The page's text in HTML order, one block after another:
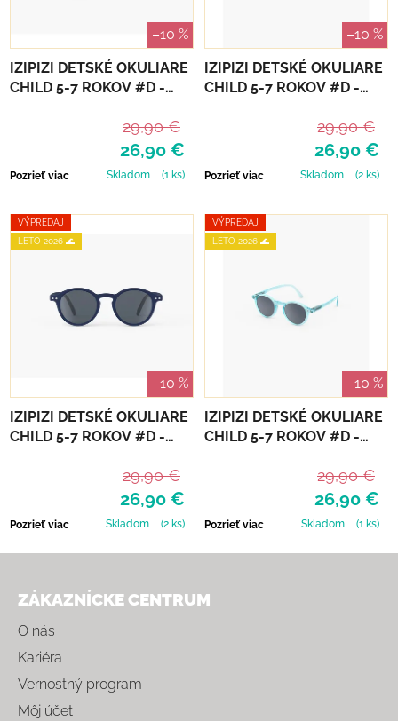
–10 %
IZIPIZI DETSKÉ OKULIARE
CHILD 5-7 ROKOV #D -
26,90 €
29,90 €
Pozrieť viac Skladom (1 ks)
–10 %
IZIPIZI DETSKÉ OKULIARE
CHILD 5-7 ROKOV #D -
26,90 €
29,90 €
Pozrieť viac Skladom (2 ks)
VÝPREDAJ
LETO 2026 🌊
–10 %
IZIPIZI DETSKÉ OKULIARE
CHILD 5-7 ROKOV #D -
26,90 €
29,90 €
Pozrieť viac Skladom (2 ks)
VÝPREDAJ
LETO 2026 🌊
–10 %
IZIPIZI DETSKÉ OKULIARE
CHILD 5-7 ROKOV #D -
26,90 €
29,90 €
Pozrieť viac Skladom (1 ks)
ZÁKAZNÍCKE CENTRUM
O nás
Kariéra
Vernostný program
Môj účet